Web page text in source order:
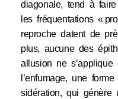
diagonale, tend à
les fréquentations «
reproche datent de
plus, aucune des
allusion ne s’applique
l’enfumage, une
sidération, qui génère